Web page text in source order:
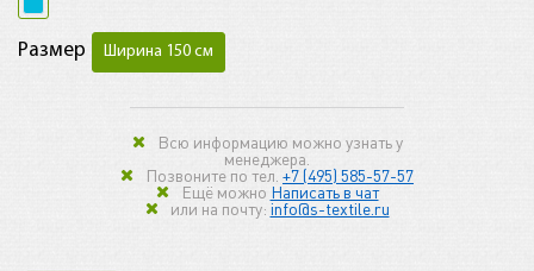
Размер Ширина 150 см
Всю информацию можно узнать у
менеджера.
Позвоните по тел. +7 (495) 585-57-57
Ещё можно Написать в чат
или на почту:info@s-textile.ru